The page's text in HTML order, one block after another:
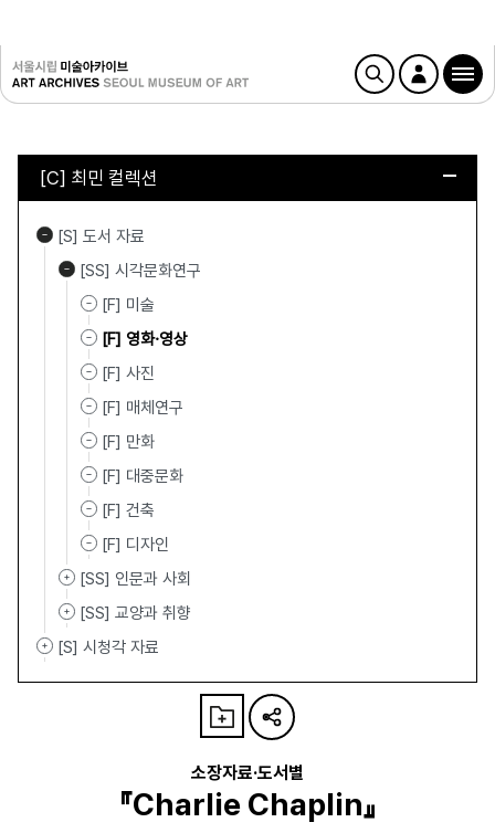
[C] 최민 컬렉션
[S] 도서 자료
[SS] 시각문화연구
[F] 미술
[F] 영화·영상
[F] 사진
[F] 매체연구
[F] 만화
[F] 대중문화
[F] 건축
[F] 디자인
[SS] 인문과 사회
[SS] 교양과 취향
[S] 시청각 자료
소장자료·도서별
『Charlie Chaplin』